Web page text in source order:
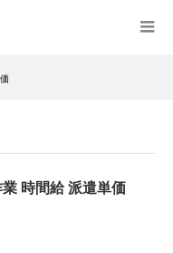
時間給 派遣単価